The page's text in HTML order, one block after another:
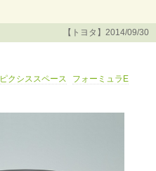
【トヨタ】2014/09/30
ピクシススペース フォーミュラE